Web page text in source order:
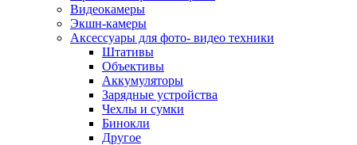
Зарядные устройства
Защитные стекла для смартфонов
Кабели и шлейфы
Моноподы
Пленки для планшетов
Прочие аксессуары для телефонов
Стилусы
Трекеры
Чехлы для планшетов
Чехлы для смартфонов
Видеокамеры
Экшн-камеры
Аксессуары для фото- видео техники
Штативы
Объективы
Аккумуляторы
Зарядные устройства
Чехлы и сумки
Бинокли
Другое